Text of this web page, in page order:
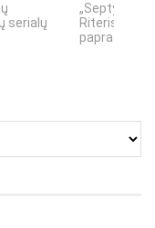
serialų
„Septynių
Riteris" – kai